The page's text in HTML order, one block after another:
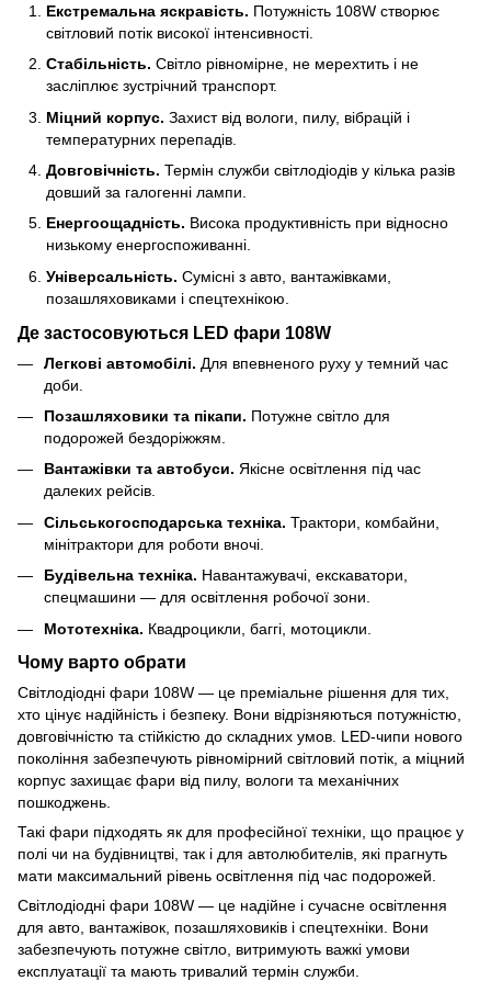
Екстремальна яскравість. Потужність 108W створює
світловий потік високої інтенсивності.
Стабільність. Світло рівномірне, не мерехтить і не
засліплює зустрічний транспорт.
Міцний корпус. Захист від вологи, пилу, вібрацій і
температурних перепадів.
Довговічність. Термін служби світлодіодів у кілька разів
довший за галогенні лампи.
Енергоощадність. Висока продуктивність при відносно
низькому енергоспоживанні.
Універсальність. Сумісні з авто, вантажівками,
позашляховиками і спецтехнікою.
Де застосовуються LED фари 108W
Легкові автомобілі. Для впевненого руху у темний час
доби.
Позашляховики та пікапи. Потужне світло для
подорожей бездоріжжям.
Вантажівки та автобуси. Якісне освітлення під час
далеких рейсів.
Сільськогосподарська техніка. Трактори, комбайни,
мінітрактори для роботи вночі.
Будівельна техніка. Навантажувачі, екскаватори,
спецмашини — для освітлення робочої зони.
Мототехніка. Квадроцикли, баггі, мотоцикли.
Чому варто обрати
Світлодіодні фари 108W — це преміальне рішення для тих,
хто цінує надійність і безпеку. Вони відрізняються потужністю,
довговічністю та стійкістю до складних умов. LED-чипи нового
покоління забезпечують рівномірний світловий потік, а міцний
корпус захищає фари від пилу, вологи та механічних
пошкоджень.
Такі фари підходять як для професійної техніки, що працює у
полі чи на будівництві, так і для автолюбителів, які прагнуть
мати максимальний рівень освітлення під час подорожей.
Світлодіодні фари 108W — це надійне і сучасне освітлення
для авто, вантажівок, позашляховиків і спецтехніки. Вони
забезпечують потужне світло, витримують важкі умови
експлуатації та мають тривалий термін служби.